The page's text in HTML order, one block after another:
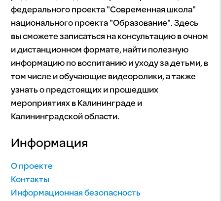
федерального проекта "Современная школа"
национального проекта "Образование". Здесь
вы сможете записаться на консультацию в очном
и дистанционном формате, найти полезную
информацию по воспитанию и уходу за детьми, в
том числе и обучающие видеоролики, а также
узнать о предстоящих и прошедших
мероприятиях в Калининграде и
Калининградской области.
Информация
О проекте
Контакты
Информационная безопасность